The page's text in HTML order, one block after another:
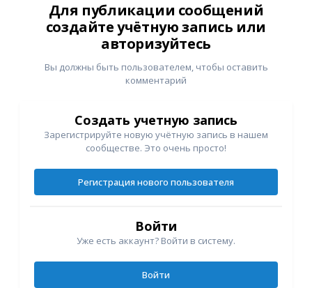
Для публикации сообщений
создайте учётную запись или
авторизуйтесь
Вы должны быть пользователем, чтобы оставить
комментарий
Создать учетную запись
Зарегистрируйте новую учётную запись в нашем
сообществе. Это очень просто!
Регистрация нового пользователя
Войти
Уже есть аккаунт? Войти в систему.
Войти